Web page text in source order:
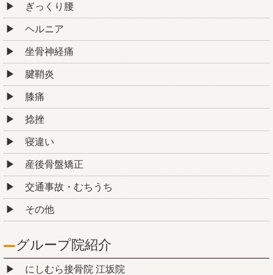
ぎっくり腰
ヘルニア
坐骨神経痛
腱鞘炎
膝痛
捻挫
寝違い
産後骨盤矯正
交通事故・むちうち
その他
グループ院紹介
にしむら接骨院 江坂院